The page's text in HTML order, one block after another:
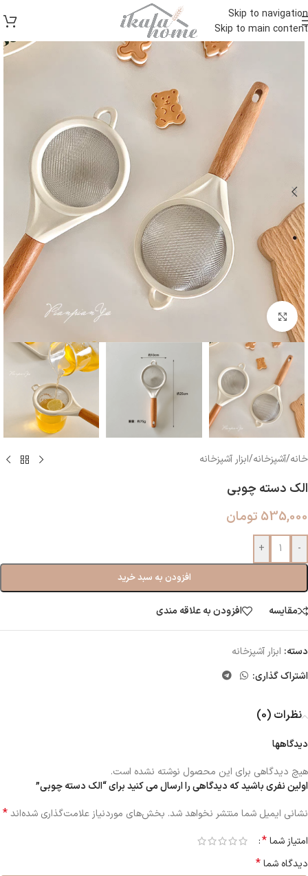
Skip to navigation
Skip to main content
بزرگنمایی تصویر
خانه/آشپزخانه/ابزار آشپزخانه
الک دسته چوبی
535,000 تومان
-
+
افزودن به سبد خرید
مقایسه افزودن به علاقه مندی
دسته: ابزار آشپزخانه
اشتراک گذاری:
نظرات (0)
دیدگاهها
هیچ دیدگاهی برای این محصول نوشته نشده است.
اولین نفری باشید که دیدگاهی را ارسال می کنید برای “الک دسته چوبی”
نشانی ایمیل شما منتشر نخواهد شد. بخش‌های موردنیاز علامت‌گذاری شده‌اند*
امتیاز شما*
دیدگاه شما*